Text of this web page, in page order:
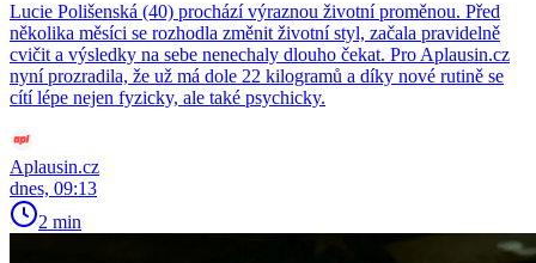
Lucie Polišenská (40) prochází výraznou životní proměnou. Před
několika měsíci se rozhodla změnit životní styl, začala pravidelně
cvičit a výsledky na sebe nenechaly dlouho čekat. Pro Aplausin.cz
nyní prozradila, že už má dole 22 kilogramů a díky nové rutině se
cítí lépe nejen fyzicky, ale také psychicky.
Aplausin.cz
dnes, 09:13
2 min